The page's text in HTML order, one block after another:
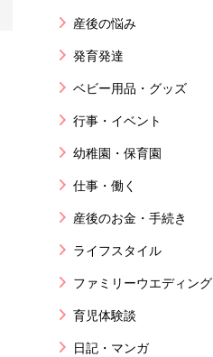
産後の悩み
発育発達
ベビー用品・グッズ
行事・イベント
幼稚園・保育園
仕事・働く
産後のお金・手続き
ライフスタイル
ファミリーウエディング
育児体験談
日記・マンガ